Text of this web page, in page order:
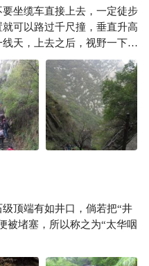
坐缆车直接上去，一定徒步
可以路过千尺撞，垂直升高
天，上去之后，视野一下变
顶端有如井口，倘若把“井
被堵塞，所以称之为“太华咽